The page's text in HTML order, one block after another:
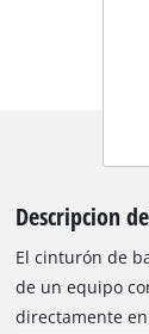
Descripcion
El cinturón de
de un equipo
directamente